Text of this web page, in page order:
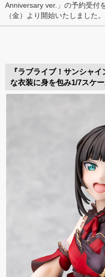
Anniversary ver.」の予約受付
（金）より開始いたしました。
『ラブライブ！サンシャ
な衣装に身を包み1/7スケ